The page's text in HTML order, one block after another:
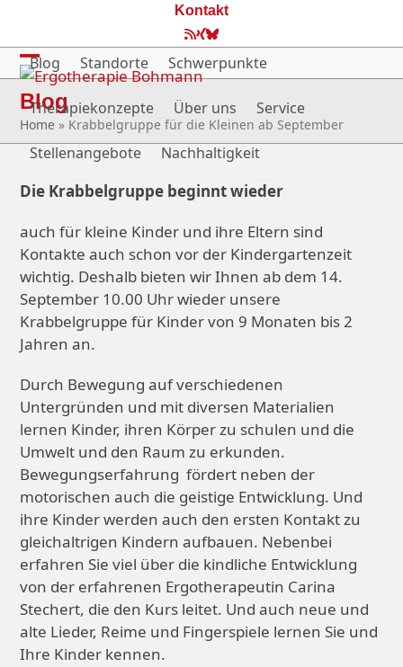
content
Kontakt
RSS
XingBluesky
Blog Standorte Schwerpunkte
Therapiekonzepte Über uns Service
Stellenangebote Nachhaltigkeit
Open
mobile
menu
Close
mobile
menu
Blog
Home » Krabbelgruppe für die Kleinen ab September
Die Krabbelgruppe beginnt wieder
auch für kleine Kinder und ihre Eltern sind
Kontakte auch schon vor der Kindergartenzeit
wichtig. Deshalb bieten wir Ihnen ab dem 14.
September 10.00 Uhr wieder unsere
Krabbelgruppe für Kinder von 9 Monaten bis 2
Jahren an.
Durch Bewegung auf verschiedenen
Untergründen und mit diversen Materialien
lernen Kinder, ihren Körper zu schulen und die
Umwelt und den Raum zu erkunden.
Bewegungserfahrung fördert neben der
motorischen auch die geistige Entwicklung. Und
ihre Kinder werden auch den ersten Kontakt zu
gleichaltrigen Kindern aufbauen. Nebenbei
erfahren Sie viel über die kindliche Entwicklung
von der erfahrenen Ergotherapeutin Carina
Stechert, die den Kurs leitet. Und auch neue und
alte Lieder, Reime und Fingerspiele lernen Sie und
Ihre Kinder kennen.